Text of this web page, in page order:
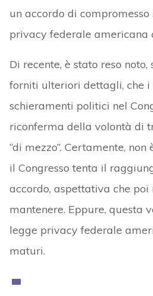
un accordo di
privacy federale americana
Di recente, è stato reso noto,
forniti ulteriori dettagli, che
schieramenti politici nel
riconferma della volontà di
“di mezzo”. Certamente,
il Congresso tenta il
accordo, aspettativa che poi
mantenere. Eppure, questa
legge privacy federale
maturi.